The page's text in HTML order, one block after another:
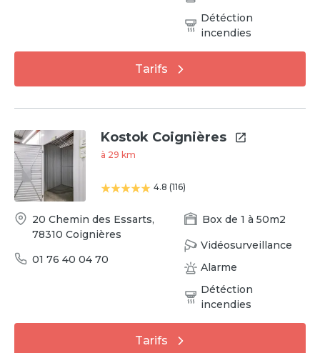
Détéction
incendies
Tarifs
Kostok Coignières
à 29 km
4.8 (116)
20 Chemin des Essarts,
78310 Coignières
01 76 40 04 70
Boxde 1 à 50m2
Vidéosurveillance
Alarme
Détéction
incendies
Tarifs